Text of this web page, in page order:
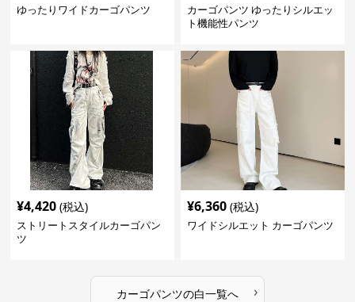
ゆったりワイドカーゴパンツ
カーゴパンツ ゆったりシルエッ
ト機能性パンツ
¥4,420 (税込)
ストリートスタイルカーゴパン
ツ
¥6,360 (税込)
ワイドシルエット カーゴパンツ
カーゴパンツの白一覧へ ›